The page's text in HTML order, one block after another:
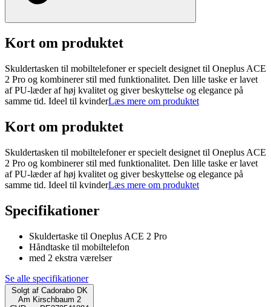
Kort om produktet
Skuldertasken til mobiltelefoner er specielt designet til Oneplus ACE
2 Pro og kombinerer stil med funktionalitet. Den lille taske er lavet
af PU-læder af høj kvalitet og giver beskyttelse og elegance på
samme tid. Ideel til kvinderLæs mere om produktet
Kort om produktet
Skuldertasken til mobiltelefoner er specielt designet til Oneplus ACE
2 Pro og kombinerer stil med funktionalitet. Den lille taske er lavet
af PU-læder af høj kvalitet og giver beskyttelse og elegance på
samme tid. Ideel til kvinderLæs mere om produktet
Specifikationer
Skuldertaske til Oneplus ACE 2 Pro
Håndtaske til mobiltelefon
med 2 ekstra værelser
Se alle specifikationer
Solgt af Cadorabo DK
Am Kirschbaum 2